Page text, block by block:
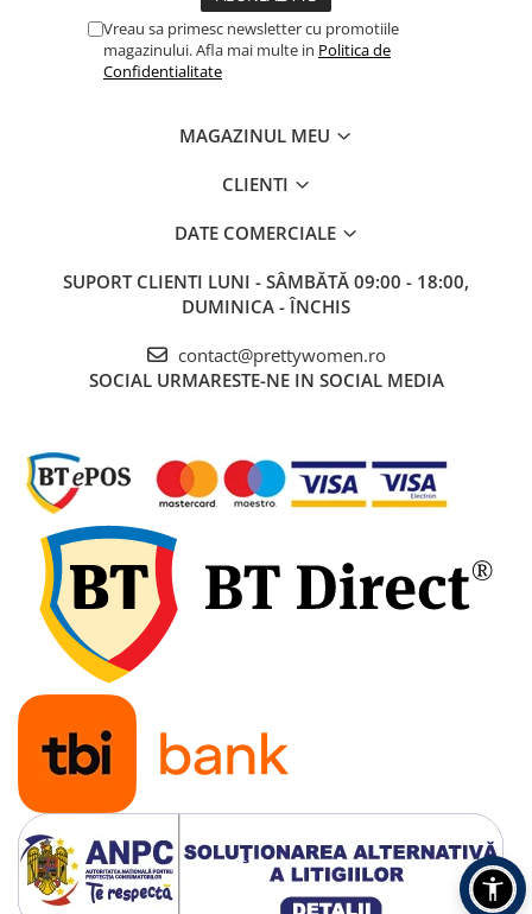
Vreau sa primesc newsletter cu promotiile
magazinului. Afla mai multe in Politica de
Confidentialitate
MAGAZINUL MEU
CLIENTI
DATE COMERCIALE
SUPORT CLIENTI LUNI - SÂMBĂTĂ 09:00 - 18:00,
DUMINICA - ÎNCHIS
contact@prettywomen.ro
SOCIAL URMARESTE-NE IN SOCIAL MEDIA